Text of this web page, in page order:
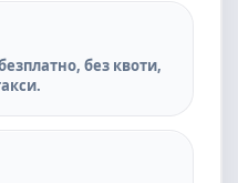
без квоти,